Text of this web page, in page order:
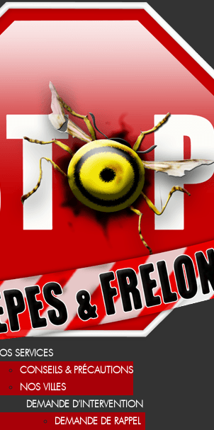
SERVICES
CONSEILS & PRÉCAUTIONS
NOS VILLES
DEMANDE D’INTERVENTION
DEMANDE DE RAPPEL